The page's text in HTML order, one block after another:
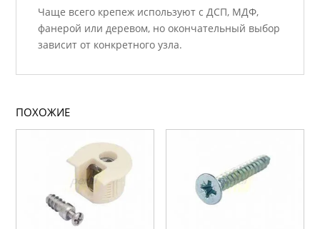
Чаще всего крепеж используют с ДСП, МДФ,
фанерой или деревом, но окончательный выбор
зависит от конкретного узла.
ПОХОЖИЕ